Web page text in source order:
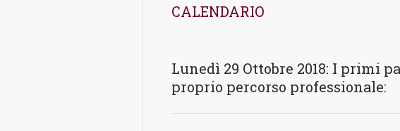
CALENDARIO
Lunedì 29 Ottobre 2018: I primi
proprio percorso professionale: